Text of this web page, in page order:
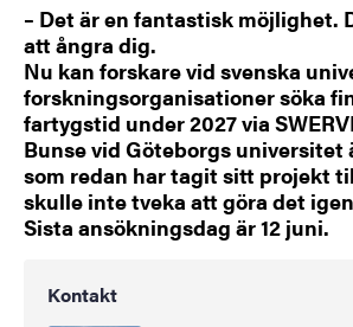
– Det är en fantastisk möjlighet.
att ångra dig.
Nu kan forskare vid svenska
forskningsorganisationer söka
fartygstid under 2027 via
Bunse vid Göteborgs universitet
som redan har tagit sitt projekt
skulle inte tveka att göra det
Sista ansökningsdag är 12 juni.
Kontakt